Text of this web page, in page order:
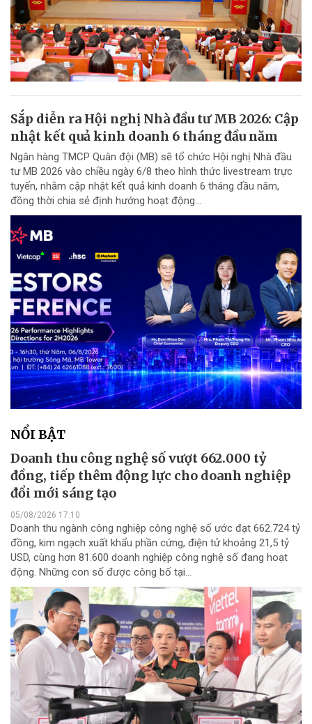
Sắp diễn ra Hội nghị Nhà đầu tư MB 2026: Cập
nhật kết quả kinh doanh 6 tháng đầu năm
Ngân hàng TMCP Quân đội (MB) sẽ tổ chức Hội nghị Nhà đầu
tư MB 2026 vào chiều ngày 6/8 theo hình thức livestream trực
tuyến, nhằm cập nhật kết quả kinh doanh 6 tháng đầu năm,
đồng thời chia sẻ định hướng hoạt động...
NỔI BẬT
Doanh thu công nghệ số vượt 662.000 tỷ
đồng, tiếp thêm động lực cho doanh nghiệp
đổi mới sáng tạo
05/08/2026 17:10
Doanh thu ngành công nghiệp công nghệ số ước đạt 662.724 tỷ
đồng, kim ngạch xuất khẩu phần cứng, điện tử khoảng 21,5 tỷ
USD, cùng hơn 81.600 doanh nghiệp công nghệ số đang hoạt
động. Những con số được công bố tại...